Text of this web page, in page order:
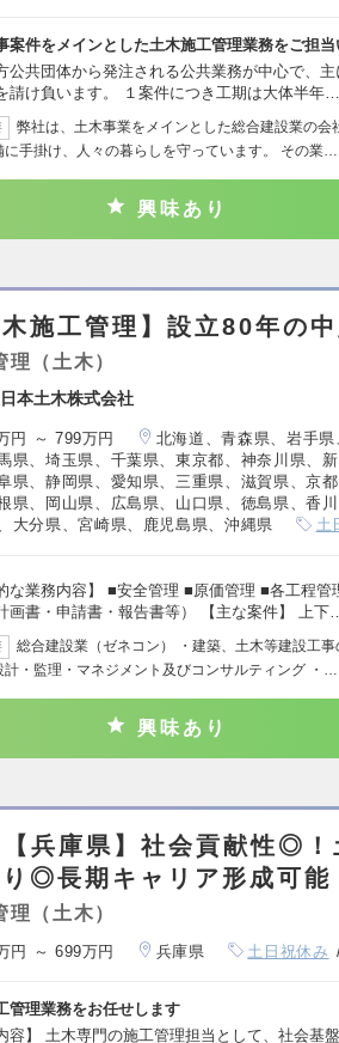
案件をメインとした土木施工管理業務をご担当
公共団体から発注される公共業務が中心で、
請け負います。 １案件につき工期は大体半年…
弊社は、土木事業をメインとした総合建設業の会
に手掛け、人々の暮らしを守っています。 その業…
興味あり
木施工管理】設立80年の
理（土木）
本土木株式会社
円 ～ 799万円
北海道、青森県、岩手
県、埼玉県、千葉県、東京都、神奈川県、
県、静岡県、愛知県、三重県、滋賀県、京
県、岡山県、広島県、山口県、徳島県、香
大分県、宮崎県、鹿児島県、沖縄県
土
な業務内容】 ■安全管理 ■原価管理 ■各工程
画書・申請書・報告書等） 【主な案件】 上下…
総合建設業（ゼネコン） ・建築、土木等建設工事
計・監理・マネジメント及びコンサルティング ・…
興味あり
【兵庫県】社会貢献性◎
◎長期キャリア形成可能
理（土木）
円 ～ 699万円 兵庫県 土日祝休み
管理業務をお任せします
容】 土木専門の施工管理担当として、社会基